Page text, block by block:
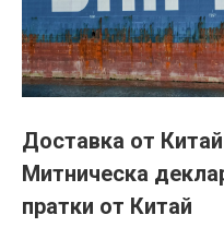
Доставка от
Митническа
пратки от Китай